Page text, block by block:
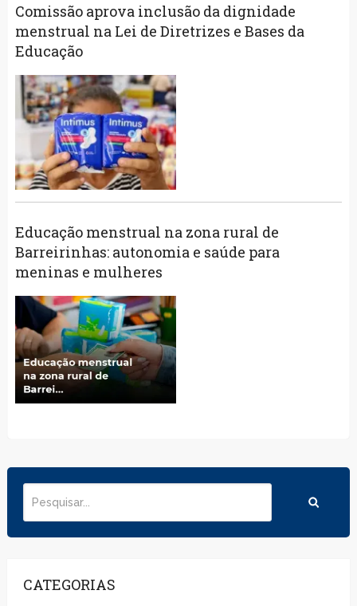
Comissão aprova inclusão da dignidade
menstrual na Lei de Diretrizes e Bases da
Educação
Educação menstrual na zona rural de
Barreirinhas: autonomia e saúde para
meninas e mulheres
CATEGORIAS